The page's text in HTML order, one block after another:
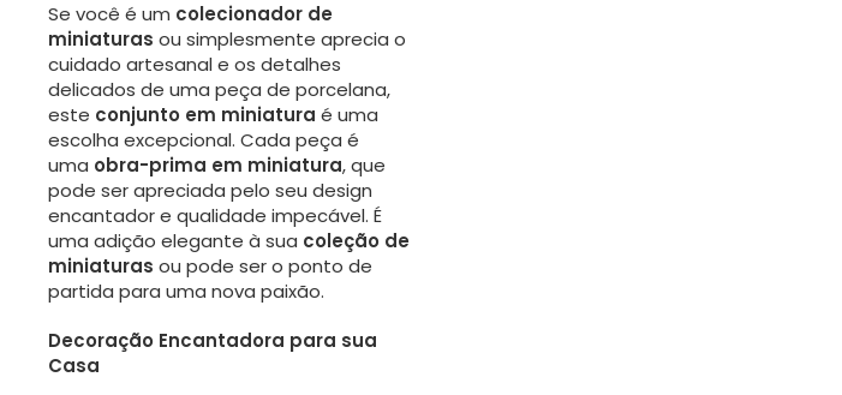
Se você é um colecionador de
miniaturas ou simplesmente aprecia o
cuidado artesanal e os detalhes
delicados de uma peça de porcelana,
este conjunto em miniatura é uma
escolha excepcional. Cada peça é
uma obra-prima em miniatura, que
pode ser apreciada pelo seu design
encantador e qualidade impecável. É
uma adição elegante à sua coleção de
miniaturas ou pode ser o ponto de
partida para uma nova paixão.
Decoração Encantadora para sua
Casa